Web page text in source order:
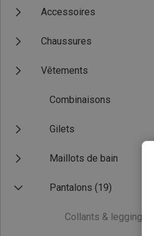
Accessoires
Chaussures
Vêtements
Combinaisons
Gilets
Maillots de bain
Pantalons (19)
Collants & leggings